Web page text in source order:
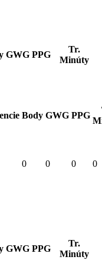
GWG PPG
Tr.
Minúty
Body GWG PPG
0 0 0 0
GWG PPG
Tr.
Minúty